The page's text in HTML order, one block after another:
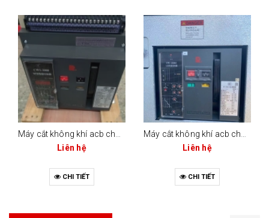
Liên hệ
CHI TIẾT
Liên hệ
CHI TIẾT